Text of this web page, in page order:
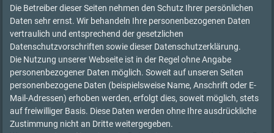
Die Betreiber dieser Seiten nehmen den Schutz Ihrer persönlichen
Daten sehr ernst. Wir behandeln Ihre personenbezogenen Daten
vertraulich und entsprechend der gesetzlichen
Datenschutzvorschriften sowie dieser Datenschutzerklärung.
Die Nutzung unserer Webseite ist in der Regel ohne Angabe
personenbezogener Daten möglich. Soweit auf unseren Seiten
personenbezogene Daten (beispielsweise Name, Anschrift oder E-
Mail-Adressen) erhoben werden, erfolgt dies, soweit möglich, stets
auf freiwilliger Basis. Diese Daten werden ohne Ihre ausdrückliche
Zustimmung nicht an Dritte weitergegeben.